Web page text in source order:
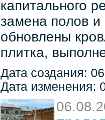
капитального
замена полов
обновлены
плитка,
Дата создания:
Дата изменения: